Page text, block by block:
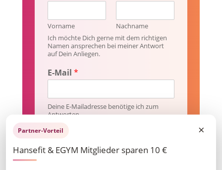
Vorname
Nachname
Ich möchte Dich gerne mit dem richtigen
Namen ansprechen bei meiner Antwort
auf Dein Anliegen.
E-Mail *
Deine E-Mailadresse benötige ich zum
Antworten.
Weitere Informationen
möglich)
×
Partner-Vorteil
Hansefit & EGYM Mitglieder sparen 10 €